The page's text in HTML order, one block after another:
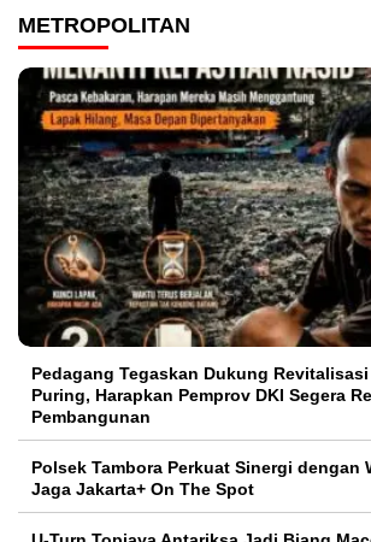
METROPOLITAN
Pedagang Tegaskan Dukung Revitalisasi
Puring, Harapkan Pemprov DKI Segera
Pembangunan
Polsek Tambora Perkuat Sinergi dengan
Jaga Jakarta+ On The Spot